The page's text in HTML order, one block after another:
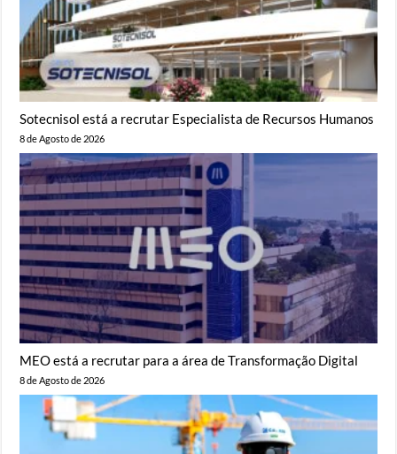
Sotecnisol está a recrutar Especialista de Recursos Humanos
8 de Agosto de 2026
MEO está a recrutar para a área de Transformação Digital
8 de Agosto de 2026